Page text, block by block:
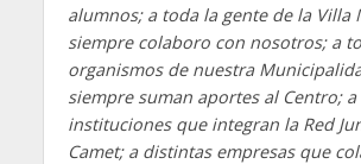
alumnos; a toda la gente de la Villa
siempre colaboro con nosotros; a
organismos de nuestra
siempre suman aportes al Centro; a
instituciones que integran la Red
Camet; a distintas empresas que